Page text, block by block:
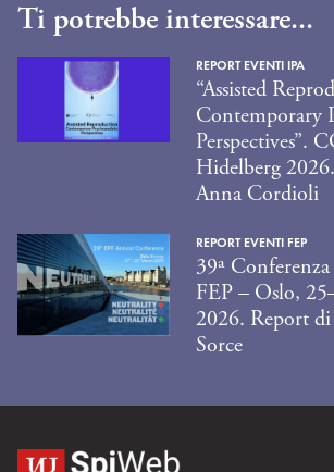
Ti potrebbe interessare...
REPORT EVENTI IPA
“Assisted
Contemporary
Perspectives”.
Hidelberg
Anna Cordioli
REPORT EVENTI FEP
39ª
FEP – Oslo,
2026. Report
Sorce